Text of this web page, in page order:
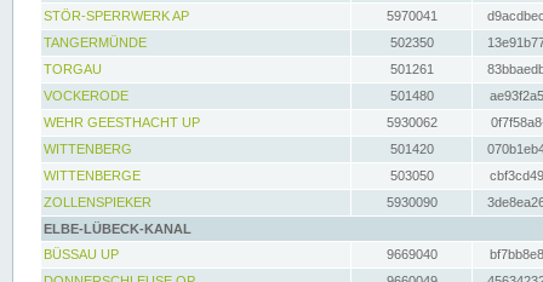
STÖR-SPERRWERK AP 5970041
TANGERMÜNDE
502350
TORGAU
501261
VOCKERODE
501480
WEHR GEESTHACHT UP
5930062
WITTENBERG
501420
WITTENBERGE
503050
ZOLLENSPIEKER
5930090
ELBE-LÜBECK-KANAL
BÜSSAU UP
9669040